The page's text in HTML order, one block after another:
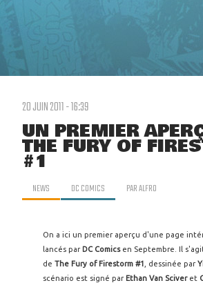
20 JUIN 2011 - 16:39
UN PREMIER
THE FURY OF
#1
NEWS DC COMICS PARALFRO
On a ici un premier aperçu d'une page
lancés par DC Comicsen Septembre. Il
de The Fury of Firestorm #1 , dessinée par
scénario est signé parEthan Van Sciveret